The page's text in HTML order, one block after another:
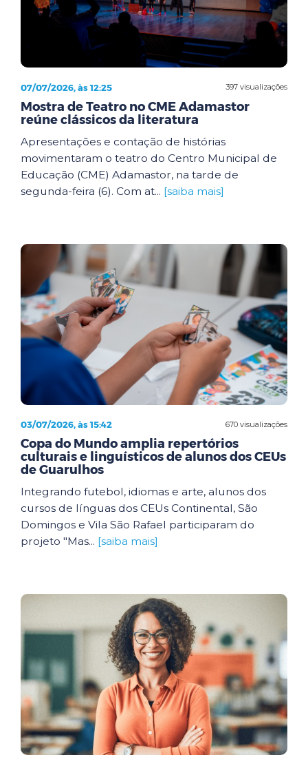
397 visualizações
07/07/2026, às 12:25
Mostra de Teatro no CME Adamastor
reúne clássicos da literatura
Apresentações e contação de histórias
movimentaram o teatro do Centro Municipal de
Educação (CME) Adamastor, na tarde de
segunda-feira (6). Com at... [saiba mais]
670 visualizações
03/07/2026, às 15:42
Copa do Mundo amplia repertórios
culturais e linguísticos de alunos dos CEUs
de Guarulhos
Integrando futebol, idiomas e arte, alunos dos
cursos de línguas dos CEUs Continental, São
Domingos e Vila São Rafael participaram do
projeto "Mas... [saiba mais]